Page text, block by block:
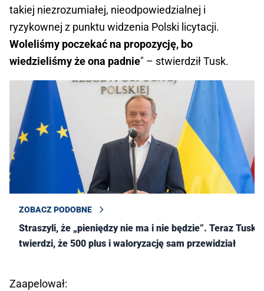
takiej niezrozumiałej, nieodpowiedzialnej i
ryzykownej z punktu widzenia Polski licytacji.
Woleliśmy poczekać na propozycję, bo
wiedzieliśmy że ona padnie" – stwierdził Tusk.
ZOBACZ PODOBNE
Straszyli, że „pieniędzy nie ma i nie będzie”. Teraz Tusk
twierdzi, że 500 plus i waloryzację sam przewidział
Zaapelował: